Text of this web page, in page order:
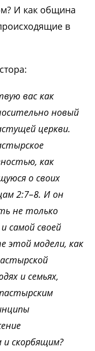
И как община
в
вас как
новый
церкви.
как
о своих
2:7–8. И он
не только
самой своей
этой модели, как
и семьях,
скорбящим?